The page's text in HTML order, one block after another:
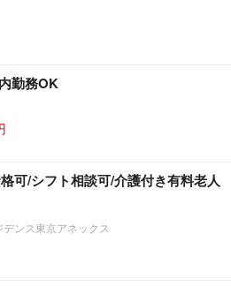
勤務OK
可/シフト相談可/介護付き有料老人
ンス東京アネックス